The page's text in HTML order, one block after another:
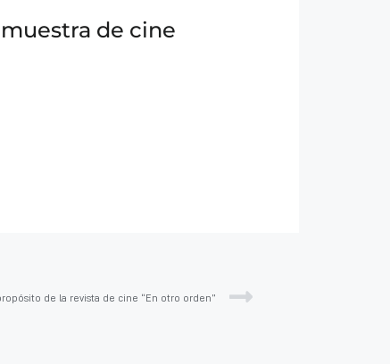
de cine
de la revista de cine “En otro orden”